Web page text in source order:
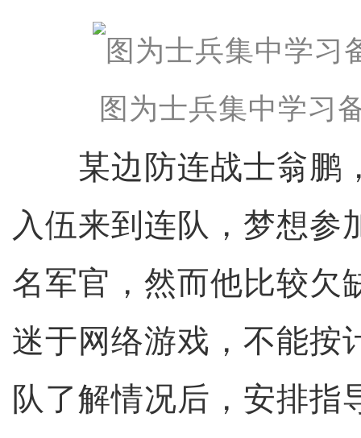
图为士兵集中学习
某边防连战士翁鹏
入伍来到连队，梦想参
名军官，然而他比较欠
迷于网络游戏，不能按
队了解情况后，安排指